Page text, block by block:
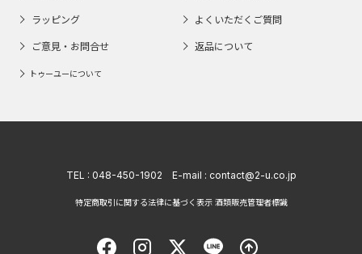
ラッピング よくいただくご質問
ご意見・お問合せ 返品について
トゥーユーについて
TEL : 048-450-1902 E-mail : contact@2-u.co.jp
特定商取引に関する法律に基づく表示 酒類販売管理者標識